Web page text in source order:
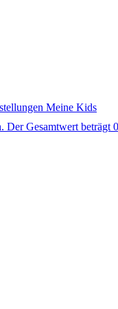
Meine Kids
Der Gesamtwert beträgt